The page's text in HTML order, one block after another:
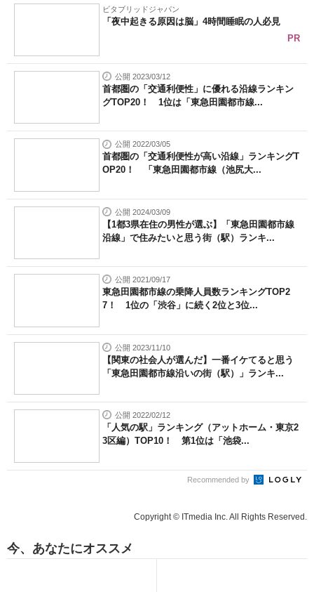
ビタブリッドジャパン
「夜中起きる原因は脳」4時間睡眠の人必見
PR
公開 2023/03/12
首都圏の「交通利便性」に優れる沿線ランキン
グTOP20！ 1位は「東急田園都市線...
公開 2022/03/05
首都圏の「交通利便性が高い沿線」ランキングT
OP20！ 「東急田園都市線（池尻大...
公開 2024/03/09
【1都3県在住の男性が選ぶ】「東急田園都市線
沿線」で住みたいと思う街（駅）ランキ...
公開 2021/09/17
東急田園都市線の乗降人員数ランキングTOP2
7！ 1位の「渋谷」に続く2位と3位...
公開 2023/11/10
【関東の社会人が選んだ】一番イケてると思う
「東急田園都市線沿いの街（駅）」ランキ...
公開 2022/02/12
「人気の駅」ランキング（アットホーム・東京2
3区編）TOP10！ 第1位は「池袋...
Recommended by
Copyright © ITmedia Inc. All Rights Reserved.
今、あなたにオススメ